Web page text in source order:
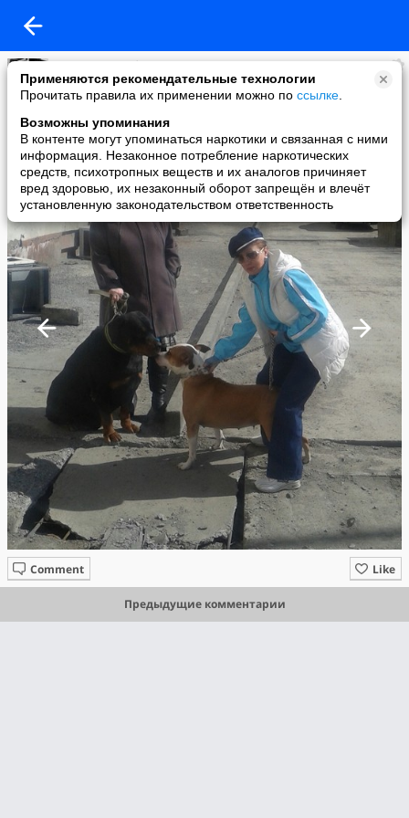
Применяются рекомендательные технологии
Прочитать правила их применении можно по ссылке
Возможны упоминания
В контенте могут упоминаться наркотики и связанная с ними
информация. Незаконное потребление наркотических
средств, психотропных веществ и их аналогов причиняет
вред здоровью, их незаконный оборот запрещён и влечёт
установленную законодательством ответственность
Светлана Таубе
added a photo
28 Jun в 03:41
Like
Comment
Предыдущие комментарии